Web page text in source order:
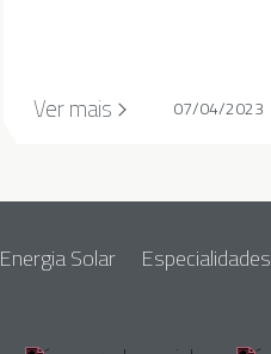
Ver mais 07/04/2023
Energia Solar Especialidades